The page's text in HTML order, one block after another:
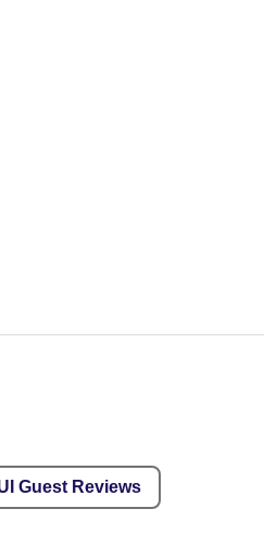
Guest Reviews